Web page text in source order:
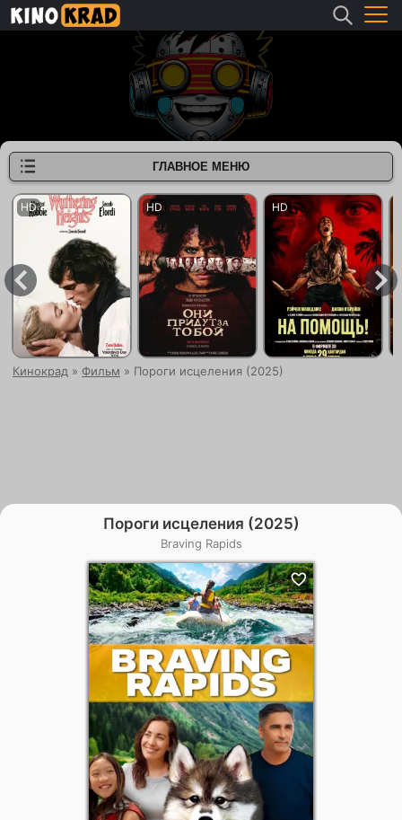
Кинокрад » Фильм » Пороги исцеления (2025)
Пороги исцеления (2025)
Braving Rapids
ГЛАВНОЕ МЕНЮ